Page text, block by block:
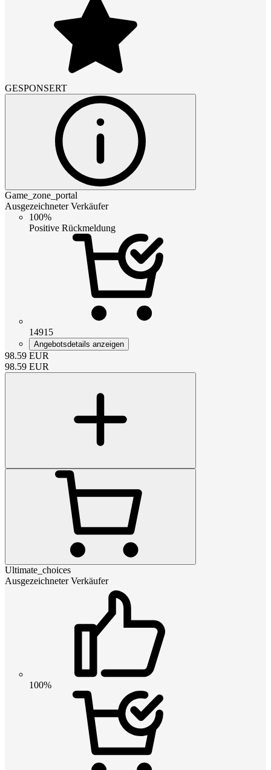
GESPONSERT
Game_zone_portal
Ausgezeichneter Verkäufer
100%
Positive Rückmeldung
14915
Angebotsdetails anzeigen
98.59 EUR
98.59 EUR
Ultimate_choices
Ausgezeichneter Verkäufer
100%